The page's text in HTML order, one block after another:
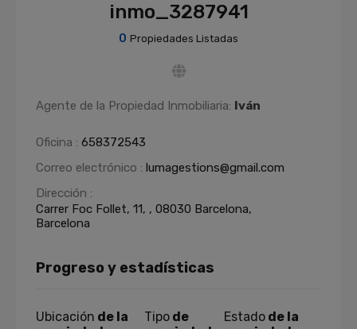
inmo_3287941
0 Propiedades Listadas
Agente de la Propiedad Inmobiliaria: Iván
Oficina : 658372543
Correo electrónico : lumagestions@gmail.com
Dirección :
Carrer Foc Follet, 11, , 08030 Barcelona,
Barcelona
Progreso y estadísticas
Ubicación de la
Tipo de
Estado de la